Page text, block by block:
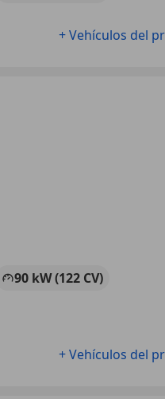
+ Vehículos del
90 kW (122 CV)
+ Vehículos del